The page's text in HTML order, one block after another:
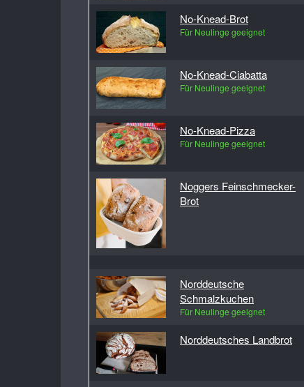
No-Knead-Brot
Für Neulinge geeignet
No-Knead-Ciabatta
Für Neulinge geeignet
No-Knead-Pizza
Für Neulinge geeignet
Noggers Feinschmecker-
Brot
Norddeutsche
Schmalzkuchen
Für Neulinge geeignet
Norddeutsches Landbrot